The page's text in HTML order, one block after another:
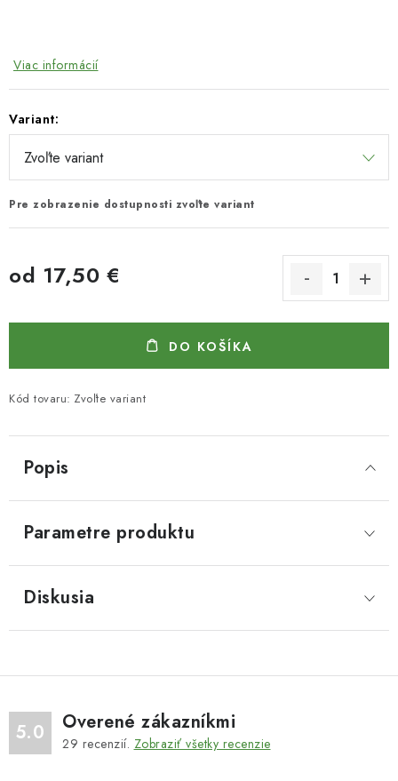
Viac informácií
Variant:
Pre zobrazenie dostupnosti zvoľte variant
od 17,50 €
DO KOŠÍKA
Kód tovaru: Zvoľte variant
Popis
Parametre produktu
Diskusia
5.0 Overené zákazníkmi
29 recenzií. Zobraziť všetky recenzie